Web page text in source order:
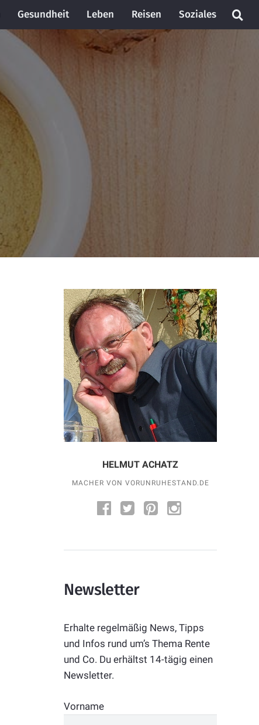
Gesundheit Leben Reisen Soziales
HELMUT ACHATZ
MACHER VON VORUNRUHESTAND.DE
Newsletter
Erhalte regelmäßig News, Tipps
und Infos rund um’s Thema Rente
und Co. Du erhältst 14-tägig einen
Newsletter.
Vorname